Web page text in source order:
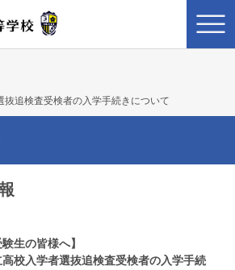
抜追検査受検者の入学手続きについて
験生の皆様へ】
高校入学者選抜追検査受検者の入学手続